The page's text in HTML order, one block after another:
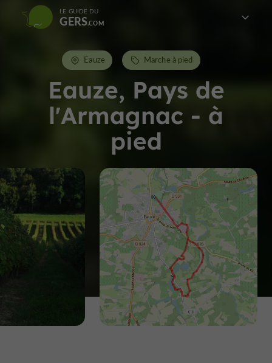
LE GUIDE DU
GERS
Eauze, Pays de
l'Armagnac - à
pied
Eauze Marche à pied